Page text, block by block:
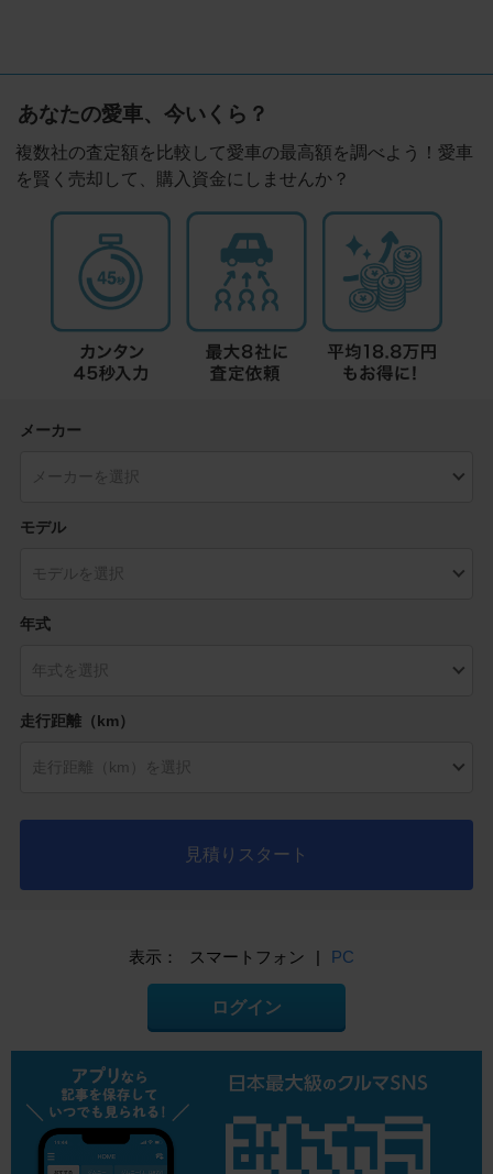
あなたの愛車、今いくら？
複数社の査定額を比較して愛車の最高額を調べよう！愛車
を賢く売却して、購入資金にしませんか？
メーカー
モデル
年式
走行距離（km）
見積りスタート
表示： スマートフォン | PC
ログイン